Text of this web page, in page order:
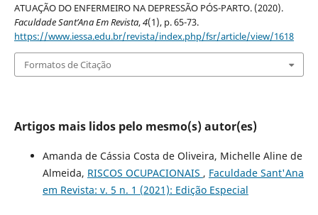
ATUAÇÃO DO ENFERMEIRO NA DEPRESSÃO PÓS-PARTO. (2020).
Faculdade Sant’Ana Em Revista,4(1), p. 65-73.
https://www.iessa.edu.br/revista/index.php/fsr/article/view/1618
Formatos de Citação
Artigos mais lidos pelo mesmo(s) autor(es)
Amanda de Cássia Costa de Oliveira, Michelle Aline de
Almeida, RISCOS OCUPACIONAIS , Faculdade Sant'Ana
em Revista: v. 5 n. 1 (2021): Edição Especial